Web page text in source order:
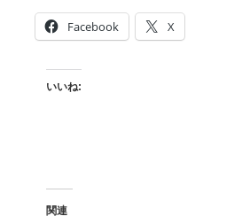
Facebook X
いいね:
関連